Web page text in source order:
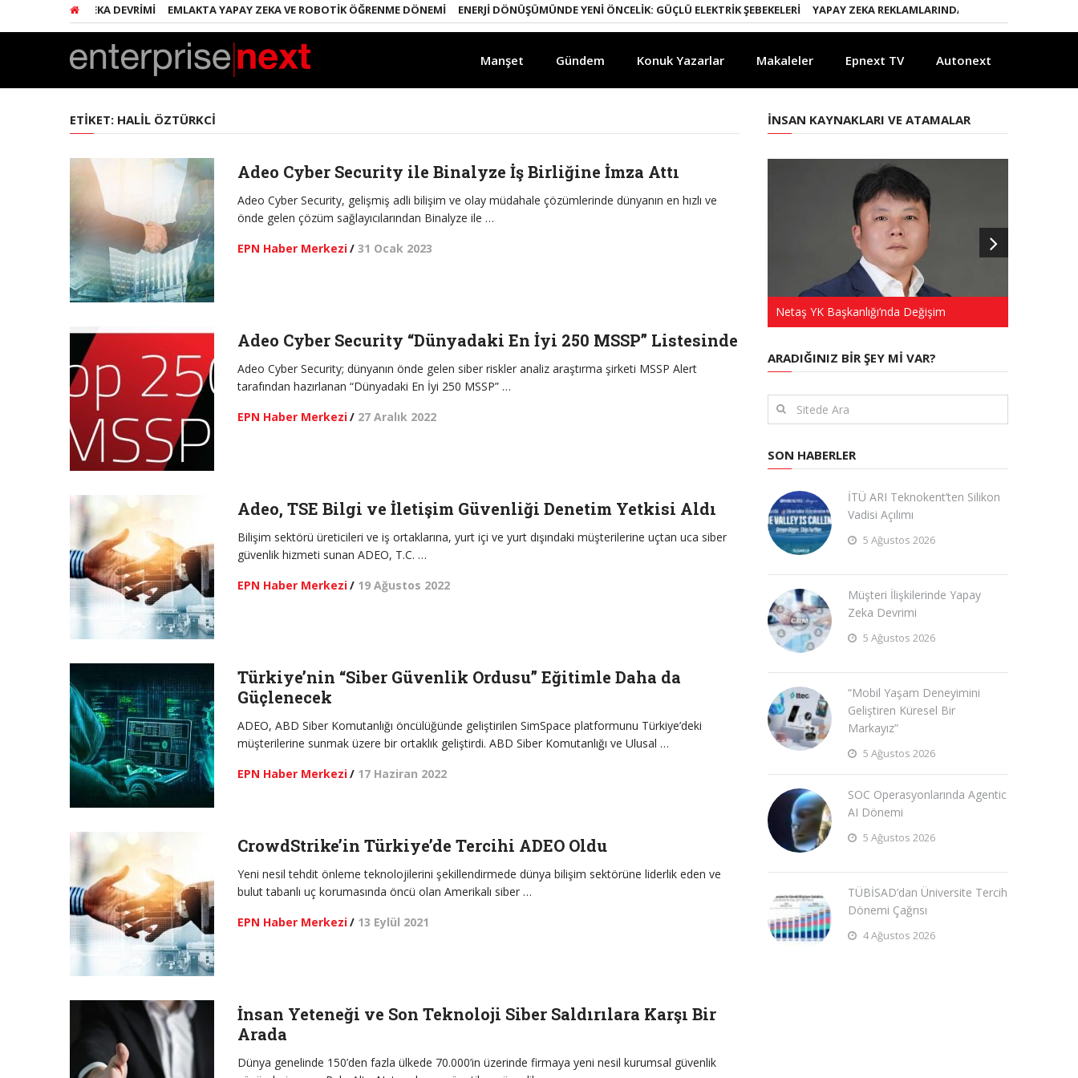
YAPAY ZEKA DEVRIMI EMLAKTA YAPAY ZEKA VE ROBOTIK ÖĞRENME DÖNEMI ENERJI DÖNÜŞÜMÜNDE YENI ÖNCELIK: GÜÇLÜ ELEKTRIK ŞEBEKELERI YAPAY ZEKA REKLAMLARINDA KURALLAR DEĞIŞIYOR
Manşet Gündem Konuk Yazarlar Makaleler Epnext TV Autonext
ETIKET: HALIL ÖZTÜRKCI
Adeo Cyber Security ile Binalyze İş Birliğine İmza Attı
Adeo Cyber Security, gelişmiş adli bilişim ve olay müdahale çözümlerinde dünyanın en hızlı ve
önde gelen çözüm sağlayıcılarından Binalyze ile …
EPN Haber Merkezi/ 31 Ocak 2023
Adeo Cyber Security “Dünyadaki En İyi 250 MSSP” Listesinde
Adeo Cyber Security; dünyanın önde gelen siber riskler analiz araştırma şirketi MSSP Alert
tarafından hazırlanan “Dünyadaki En İyi 250 MSSP” …
EPN Haber Merkezi/ 27 Aralık 2022
Adeo, TSE Bilgi ve İletişim Güvenliği Denetim Yetkisi Aldı
Bilişim sektörü üreticileri ve iş ortaklarına, yurt içi ve yurt dışındaki müşterilerine uçtan uca siber
güvenlik hizmeti sunan ADEO, T.C. …
EPN Haber Merkezi/ 19 Ağustos 2022
Türkiye’nin “Siber Güvenlik Ordusu” Eğitimle Daha da
Güçlenecek
ADEO, ABD Siber Komutanlığı öncülüğünde geliştirilen SimSpace platformunu Türkiye’deki
müşterilerine sunmak üzere bir ortaklık geliştirdi. ABD Siber Komutanlığı ve Ulusal …
EPN Haber Merkezi/ 17 Haziran 2022
CrowdStrike’in Türkiye’de Tercihi ADEO Oldu
Yeni nesil tehdit önleme teknolojilerini şekillendirmede dünya bilişim sektörüne liderlik eden ve
bulut tabanlı uç korumasında öncü olan Amerikalı siber …
EPN Haber Merkezi/ 13 Eylül 2021
İnsan Yeteneği ve Son Teknoloji Siber Saldırılara Karşı Bir
Arada
Dünya genelinde 150’den fazla ülkede 70.000’in üzerinde firmaya yeni nesil kurumsal güvenlik
İNSAN KAYNAKLARI VE ATAMALAR
Netaş YK Başkanlığı’nda Değişim
ARADIĞINIZ BIR ŞEY MI VAR?
SON HABERLER
İTÜ ARI Teknokent’ten Silikon
Vadisi Açılımı
5 Ağustos 2026
Müşteri İlişkilerinde Yapay
Zeka Devrimi
5 Ağustos 2026
“Mobil Yaşam Deneyimini
Geliştiren Küresel Bir
Markayız”
5 Ağustos 2026
SOC Operasyonlarında Agentic
AI Dönemi
5 Ağustos 2026
TÜBİSAD’dan Üniversite Tercih
Dönemi Çağrısı
4 Ağustos 2026